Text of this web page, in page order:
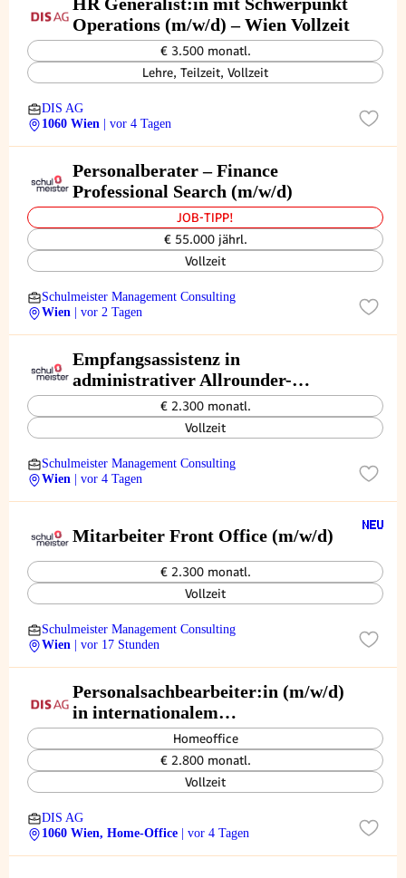
Operations (m/w/d) – Wien Vollzeit
€ 3.500 monatl.
Lehre, Teilzeit, Vollzeit
DIS AG
1060 Wien
| vor 4 Tagen
Personalberater – Finance
Professional Search (m/w/d)
JOB-TIPP!
€ 55.000 jährl.
Vollzeit
Schulmeister Management Consulting
Wien
| vor 2 Tagen
Empfangsassistenz in
administrativer Allrounder-
Funktion (m/w/d)
€ 2.300 monatl.
Vollzeit
Schulmeister Management Consulting
Wien
| vor 4 Tagen
Mitarbeiter Front Office (m/w/d)
€ 2.300 monatl.
Vollzeit
Schulmeister Management Consulting
Wien
| vor 17 Stunden
Personalsachbearbeiter:in (m/w/d)
in internationalem
Dienstleistungsunternehmen
Homeoffice
€ 2.800 monatl.
Vollzeit
DIS AG
1060 Wien, Home-Office
| vor 4 Tagen